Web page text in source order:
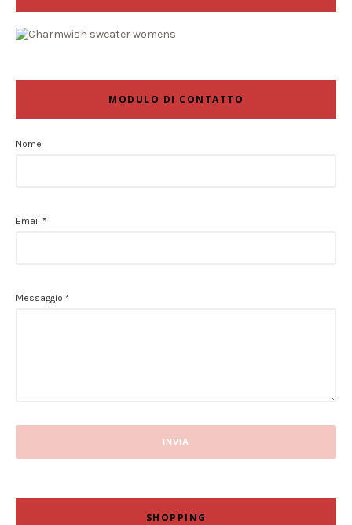
MODULO DI CONTATTO
Nome
Email *
Messaggio *
SHOPPING